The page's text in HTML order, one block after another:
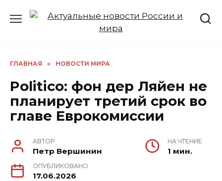
ГЛАВНАЯ » НОВОСТИ МИРА
Politico: фон дер Ляйен не
планирует третий срок во
главе Еврокомиссии
АВТОР
Петр Вершинин
НА ЧТЕНИЕ
1 мин.
ОПУБЛИКОВАНО
17.06.2026